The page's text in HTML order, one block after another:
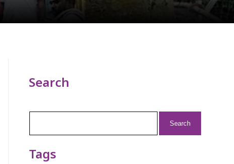
Search
Tags